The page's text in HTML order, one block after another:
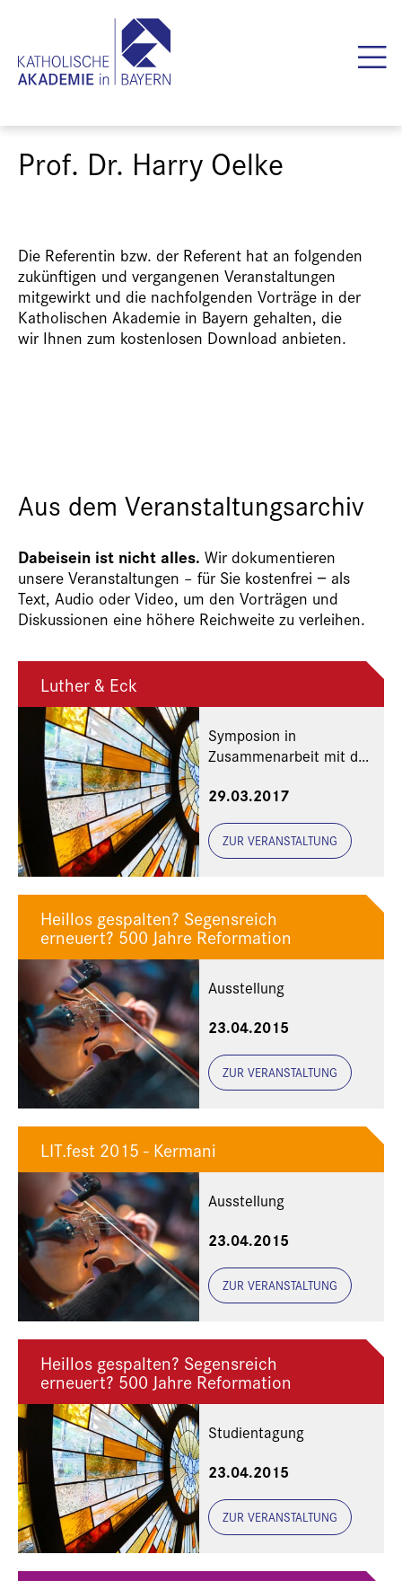
Prof. Dr. Harry Oelke
Die Referentin bzw. der Referent hat an folgenden
zukünftigen und vergangenen Veranstaltungen
mitgewirkt und die nachfolgenden Vorträge in der
Katholischen Akademie in Bayern gehalten, die
wir Ihnen zum kostenlosen Download anbieten.
Aus dem Veranstaltungsarchiv
Dabeisein ist nicht alles. Wir dokumentieren
unsere Veranstaltungen – für Sie kostenfrei − als
Text, Audio oder Video, um den Vorträgen und
Diskussionen eine höhere Reichweite zu verleihen.
Luther & Eck
Symposion in
Zusammenarbeit mit der
und der Evangelisch-
Theologischen Fakultät
der LMU München, der
Bayerischen
Evangelischen Akademie
Tutzing
29.03.2017
ZUR VERANSTALTUNG
Heillos gespalten? Segensreich
erneuert? 500 Jahre Reformation
Ausstellung
23.04.2015
ZUR VERANSTALTUNG
LIT.fest 2015 - Kermani
Ausstellung
23.04.2015
ZUR VERANSTALTUNG
Heillos gespalten? Segensreich
erneuert? 500 Jahre Reformation
Studientagung
23.04.2015
ZUR VERANSTALTUNG